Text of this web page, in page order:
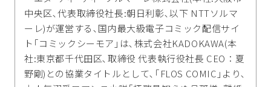
中央区､代表取締役社長:朝日利彰､以下 NTTソルマ
ーレ)が運営する､国内最大級電子コミック配信サイ
ト｢コミックシーモア｣は､株式会社KADOKAWA(本
社:東京都千代田区､取締役 代表執行役社長 CEO：夏
野剛)との協業タイトルとして､｢FLOS COMIC｣より､